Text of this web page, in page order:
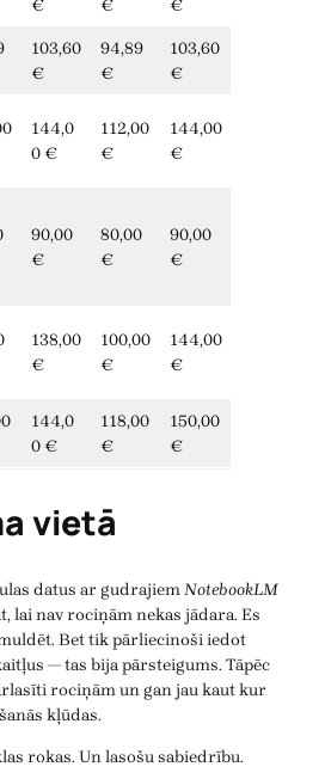
€ € €
103,60
€
94,89
€
103,60
€
144,0
0 €
112,00
€
144,00
€
90,00
€
80,00
€
90,00
€
138,00
€
100,00
€
144,00
€
144,0
0 €
118,00
€
150,00
€
vietā
datus ar gudrajiemNotebookLM
lai nav rociņām nekas jādara. Es
Bet tik pārliecinoši iedot
— tas bija pārsteigums. Tāpēc
rociņām un gan jau kaut kur
kļūdas.
rokas. Un lasošu sabiedrību.